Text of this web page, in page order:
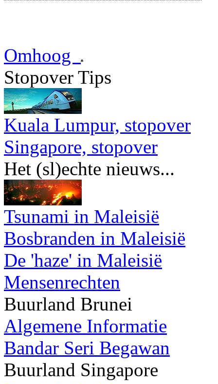
Omhoog
Stopover Tips
Kuala Lumpur, stopover
Singapore, stopover
Het (sl)echte nieuws...
Tsunami in Maleisië
Bosbranden in Maleisië
De 'haze' in Maleisië
Mensenrechten
Buurland Brunei
Algemene Informatie
Bandar Seri Begawan
Buurland Singapore